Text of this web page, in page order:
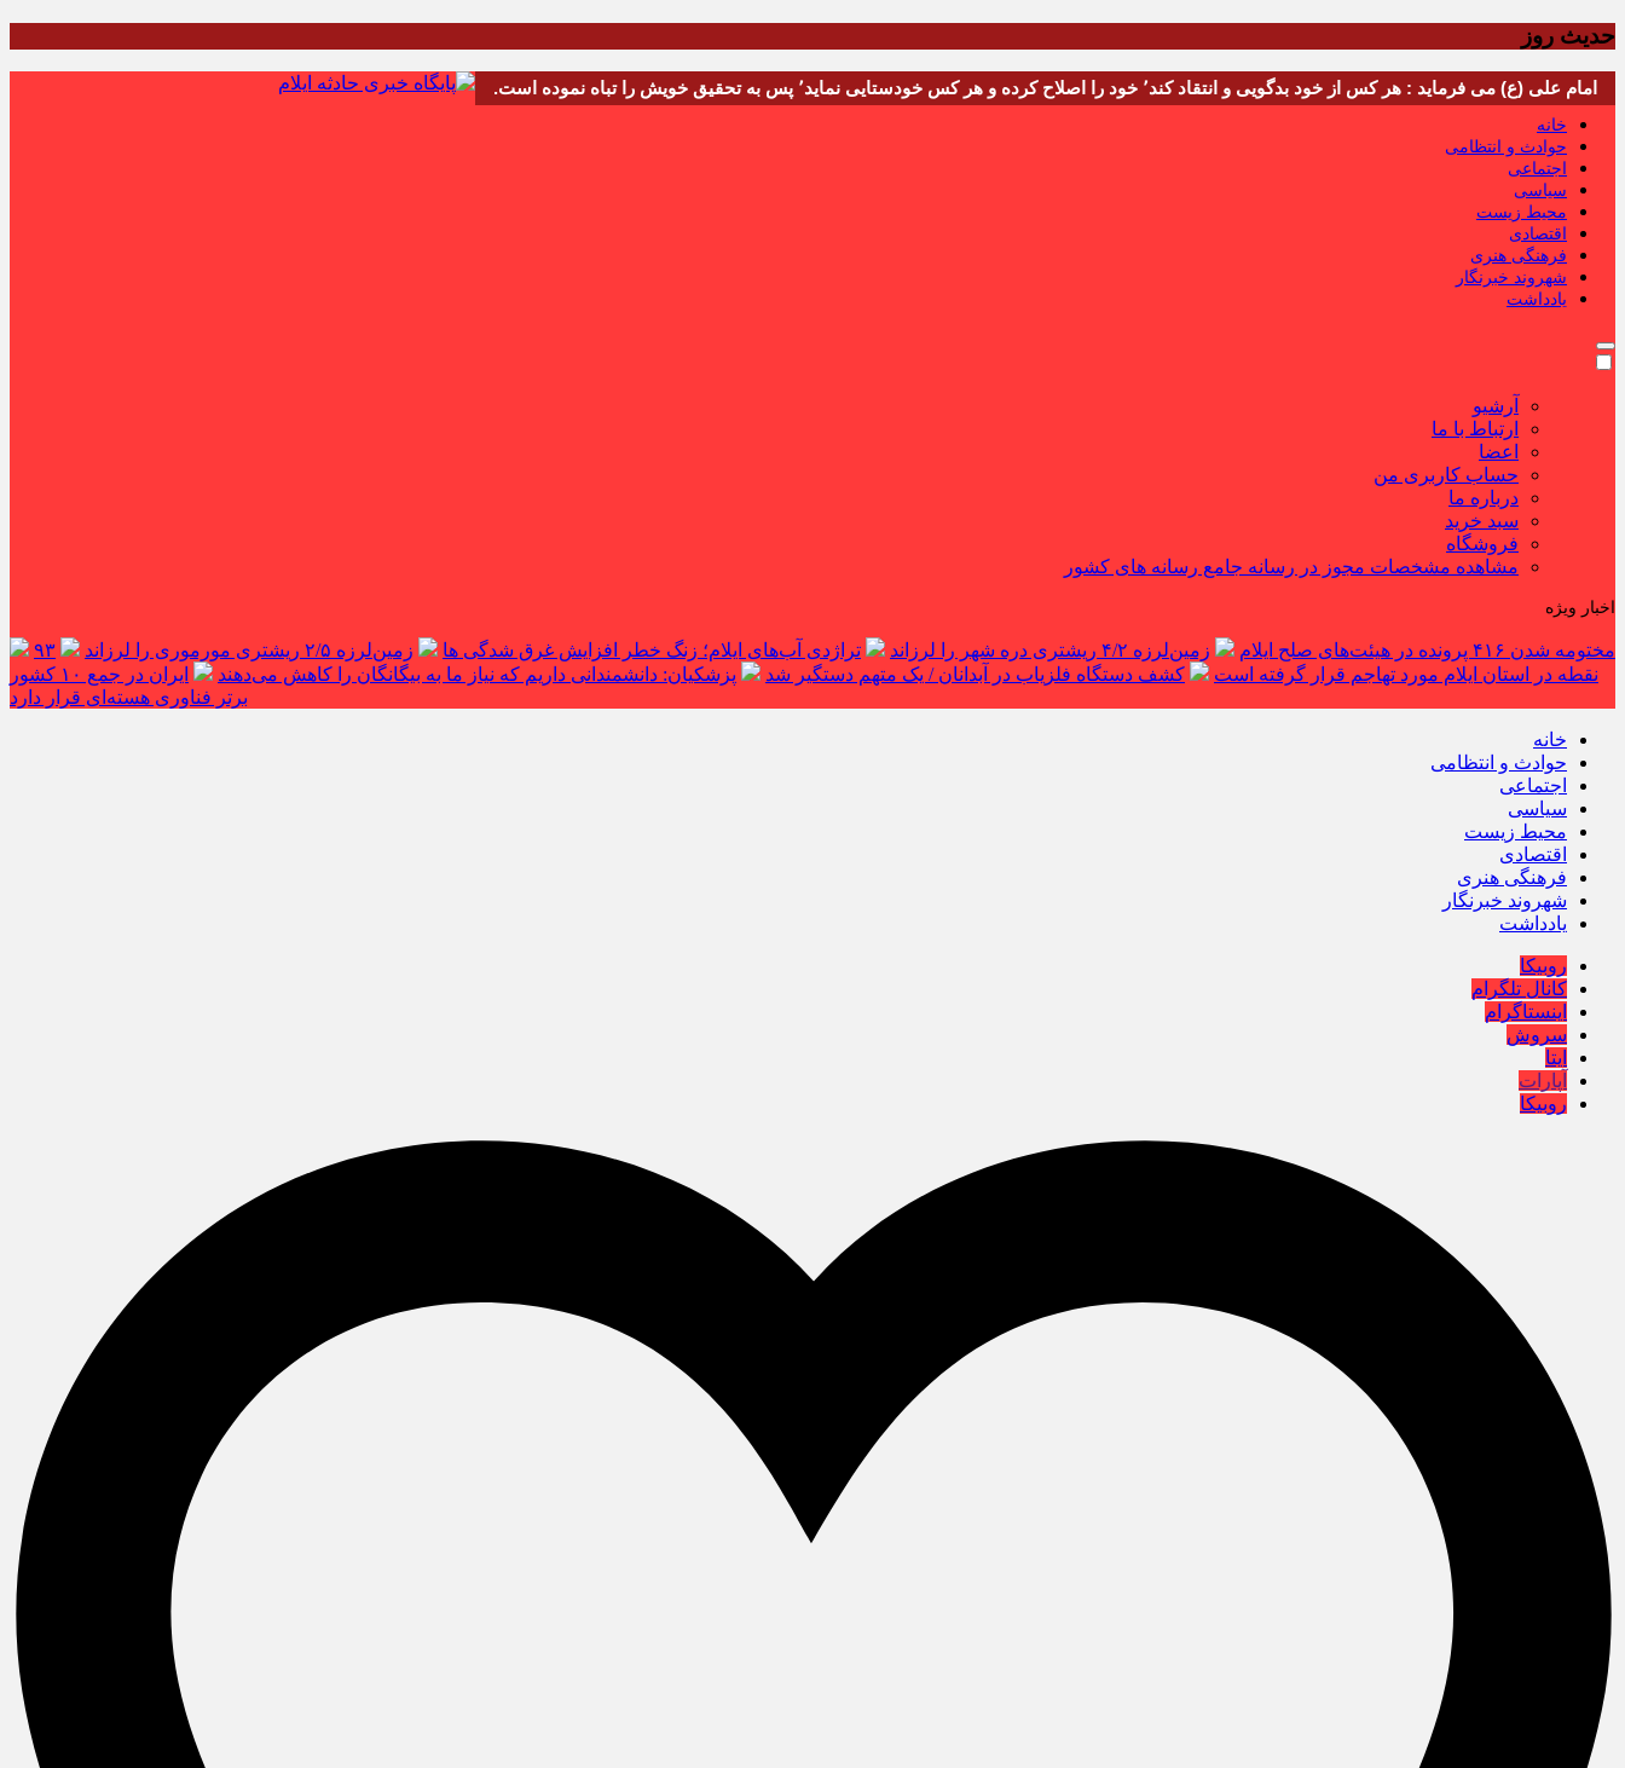
حدیث روز
امام علی (ع) می فرماید : هر کس از خود بدگویی و انتقاد کند٬ خود را اصلاح کرده و هر کس خودستایی نماید٬ پس به تحقیق خویش را تباه نموده است.
خانه
حوادث و انتظامی
اجتماعی
سیاسی
محیط زیست
اقتصادی
فرهنگی هنری
شهروند خبرنگار
یادداشت
آرشیو
ارتباط با ما
اعضا
حساب کاربری من
درباره ما
سبد خرید
فروشگاه
مشاهده مشخصات مجوز در رسانه جامع رسانه های کشور
اخبار ویژه
مختومه شدن ۴۱۶ پرونده در هیئت‌های صلح ایلام زمین‌لرزه ۴/۲ ریشتری دره شهر را لرزاند تراژدی آب‌های ایلام؛ زنگ خطر افزایش غرق شدگی ها زمین‌لرزه ۲/۵ ریشتری مورموری را لرزاند
۹۳
نقطه در استان ایلام مورد تهاجم قرار گرفته است
کشف دستگاه فلزیاب در آبدانان / یک متهم دستگیر شد پزشکیان: دانشمندانی داریم که نیاز ما به بیگانگان را کاهش می‌دهند
ایران در جمع ۱۰ کشور
برتر فناوری هسته‌ای قرار دارد
خانه
حوادث و انتظامی
اجتماعی
سیاسی
محیط زیست
اقتصادی
فرهنگی هنری
شهروند خبرنگار
یادداشت
روبیکا
کانال تلگرام
اینستاگرام
سروش
ایتا
آپارات
روبیکا